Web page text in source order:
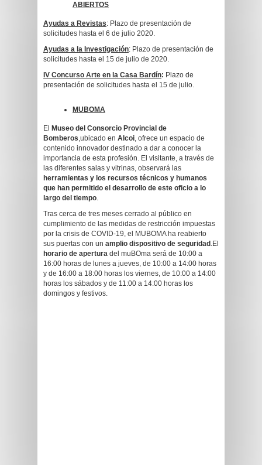
ABIERTOS
Ayudas a Revistas: Plazo de presentación de
solicitudes hasta el 6 de julio 2020.
Ayudas a la Investigación: Plazo de presentación de
solicitudes hasta el 15 de julio de 2020.
IV Concurso Arte en la Casa Bardín: Plazo de
presentación de solicitudes hasta el 15 de julio.
MUBOMA
El Museo del Consorcio Provincial de
Bomberos,ubicado en Alcoi, ofrece un espacio de
contenido innovador destinado a dar a conocer la
importancia de esta profesión. El visitante, a través de
las diferentes salas y vitrinas, observará las
herramientas y los recursos técnicos y humanos
que han permitido el desarrollo de este oficio a lo
largo del tiempo.
Tras cerca de tres meses cerrado al público en
cumplimiento de las medidas de restricción impuestas
por la crisis de COVID-19, el MUBOMA ha reabierto
sus puertas con un amplio dispositivo de seguridad .El
horario de apertura del muBOma será de 10:00 a
16:00 horas de lunes a jueves, de 10:00 a 14:00 horas
y de 16:00 a 18:00 horas los viernes, de 10:00 a 14:00
horas los sábados y de 11:00 a 14:00 horas los
domingos y festivos.